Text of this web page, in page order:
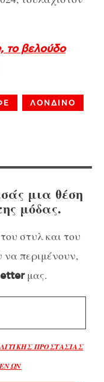
το βελούδο
ΛΟΝΔΙΝΟ
μια θέση
μόδας.
στυλ και του
να περιμένουν,
μας.
ΠΡΟΣΤΑΣΙΑΣ